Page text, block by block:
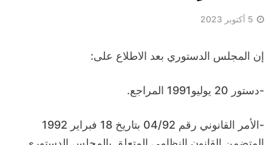
5 أكتوبر 2023
إن المجلس الدستوري بعد الاطلاع على:
-دستور 20 يوليو1991 المراجع.
-الأمر القانوني رقم 04/92 بتاريخ 18 فبراير 1992